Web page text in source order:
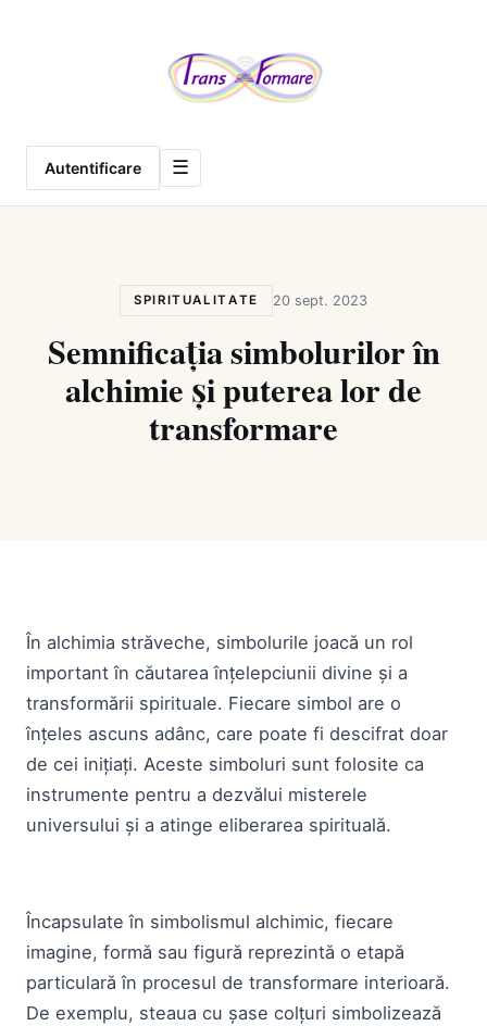
Autentificare ☰
SPIRITUALITATE 20 sept. 2023
Semnificația simbolurilor în
alchimie și puterea lor de
transformare
În alchimia străveche, simbolurile joacă un rol
important în căutarea înțelepciunii divine și a
transformării spirituale. Fiecare simbol are o
înțeles ascuns adânc, care poate fi descifrat doar
de cei inițiați. Aceste simboluri sunt folosite ca
instrumente pentru a dezvălui misterele
universului și a atinge eliberarea spirituală.
Încapsulate în simbolismul alchimic, fiecare
imagine, formă sau figură reprezintă o etapă
particulară în procesul de transformare interioară.
De exemplu, steaua cu șase colțuri simbolizează